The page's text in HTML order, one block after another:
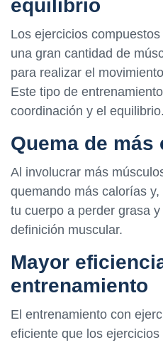
equilibrio
Los ejercicios
una gran cantidad de
para realizar el
Este tipo de
coordinación y el equilibrio.
Quema de más
Al involucrar más
quemando más calorías
tu cuerpo a perder grasa
definición muscular.
Mayor
entrenamiento
El entrenamiento con
eficiente que los